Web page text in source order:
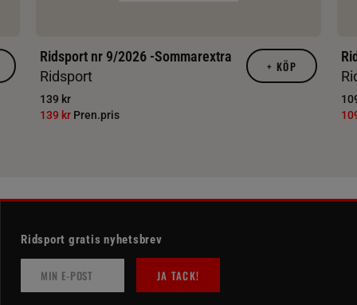
Ridsport nr 9/2026 -Sommarextra
Ridsport
139 kr
139 kr Pren.pris
+ KÖP
Ridsport gratis nyhetsbrev
JA TACK!